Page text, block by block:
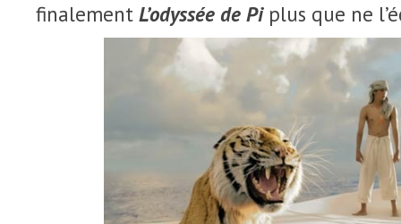
finalement L’odyssée de Piplus que ne